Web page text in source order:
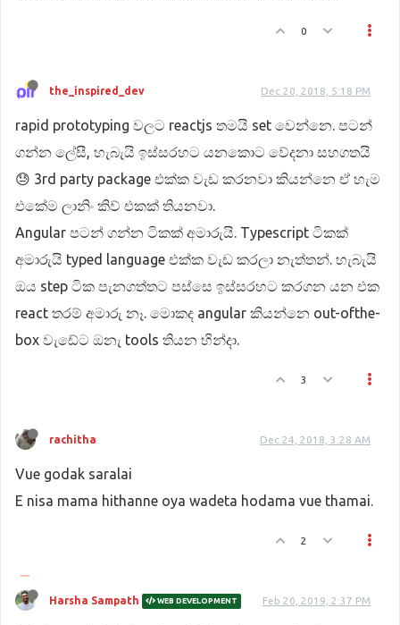
0
the_inspired_dev Dec 20, 2018, 5:18 PM
rapid prototyping වලට reactjs තමයි set වෙන්නෙ. පටන්
ගන්න ලේසී, හැබැයි ඉස්සරහට යනකොට වේදනා සහගතයි
😓 3rd party package එක්ක වැඩ කරනවා කියන්නෙ ඒ හැම
එකේම ලානිං කිව් එකක් තියනවා.
Angular පටන් ගන්න ටිකක් අමාරුයි. Typescript ටිකක්
අමාරුයි typed language එක්ක වැඩ කරලා නැත්තන්. හැබැයි
ඔය step ටික පැනගත්තට පස්සෙ ඉස්සරහට කරගන යන එක
react තරම් අමාරු නෑ. මොකද angular කියන්නෙ out-ofthe-
box වැඩේට ඔනැ tools තියන හින්දා.
3
rachitha Dec 24, 2018, 3:28 AM
Vue godak saralai
E nisa mama hithanne oya wadeta hodama vue thamai.
2
Harsha Sampath WEB DEVELOPMENT Feb 20, 2019, 2:37 PM